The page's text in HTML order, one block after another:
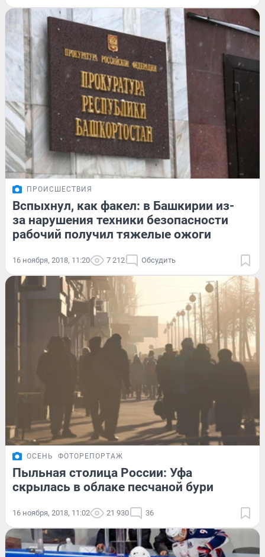
ПРОИСШЕСТВИЯ
Вспыхнул, как факел: в Башкирии из-
за нарушения техники безопасности
рабочий получил тяжелые ожоги
16 ноября, 2018, 11:20 7 212 Обсудить
ОСЕНЬ ФОТОРЕПОРТАЖ
Пыльная столица России: Уфа
скрылась в облаке песчаной бури
16 ноября, 2018, 11:02 21 930 36